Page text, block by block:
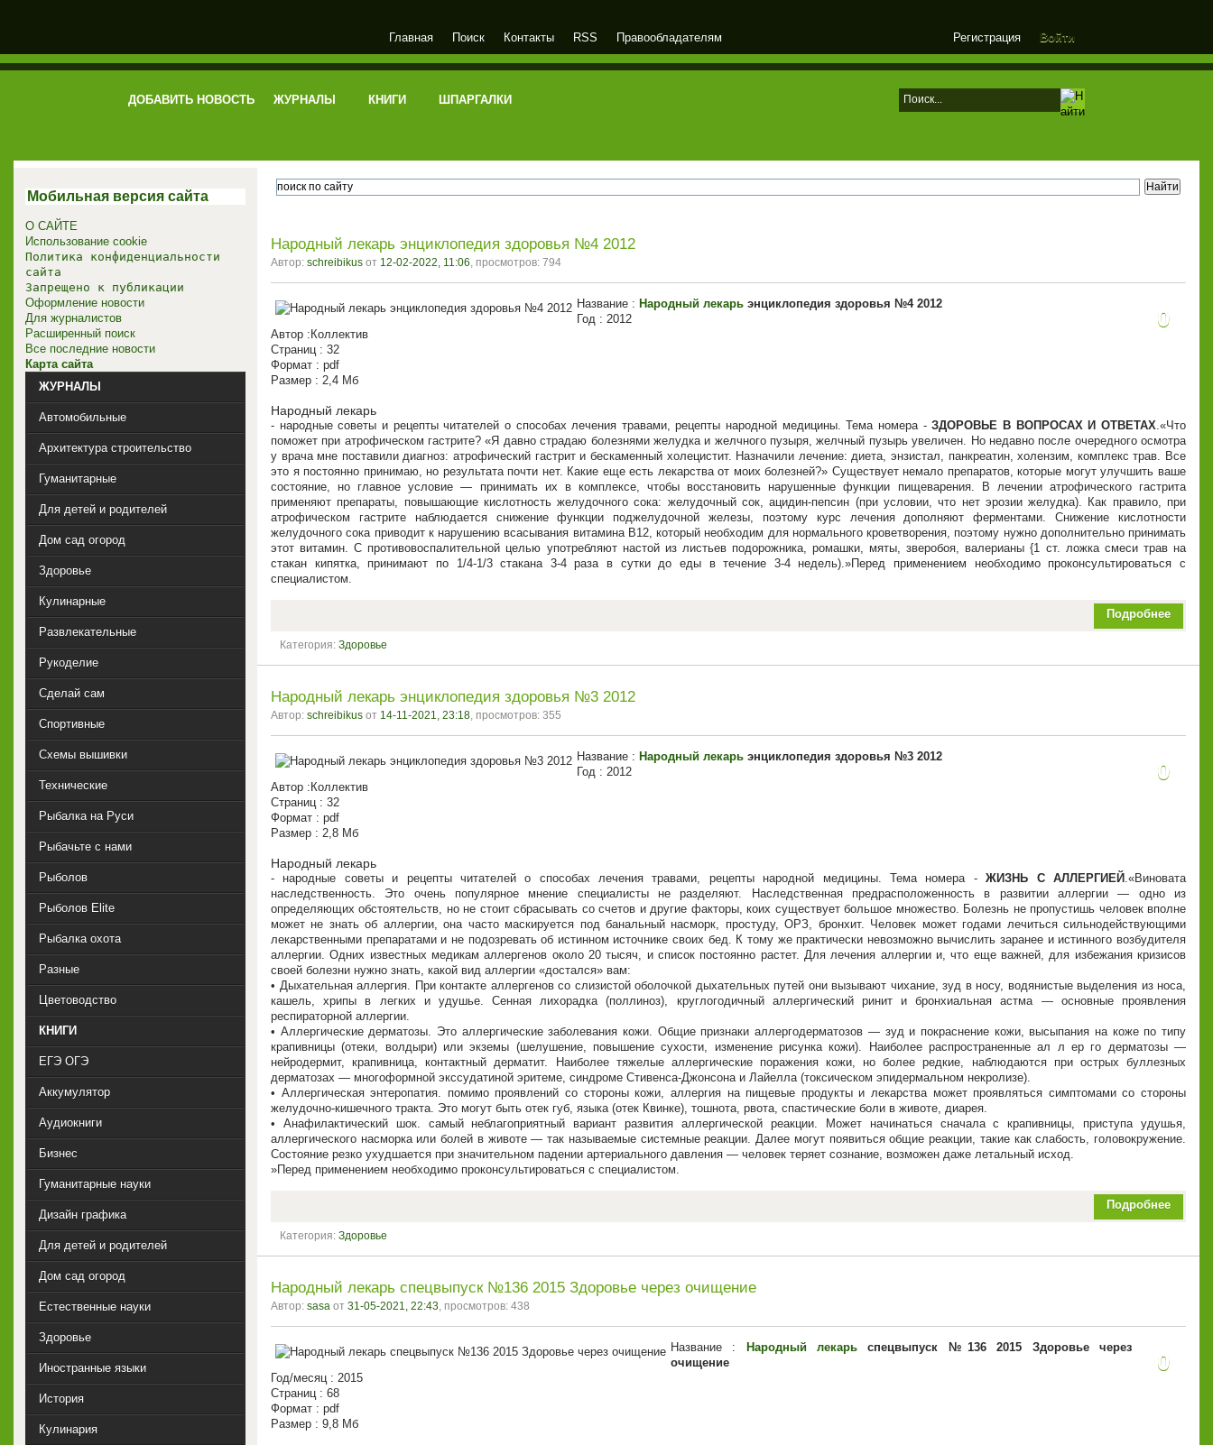
электронная библиотека
Регистрация Войти
Главная Поиск Контакты RSS Правообладателям
ДОБАВИТЬ НОВОСТЬ ЖУРНАЛЫ КНИГИ ШПАРГАЛКИ
Народный лекарь энциклопедия здоровья №4 2012
Автор: schreibikus от 12-02-2022, 11:06, просмотров: 794
0
Название : Народный лекарь энциклопедия здоровья №4 2012
Год : 2012
Автор :Коллектив
Страниц : 32
Формат : pdf
Размер : 2,4 Мб
Народный лекарь
- народные советы и рецепты читателей о способах лечения травами, рецепты народной медицины. Тема номера -ЗДОРОВЬЕ В ВОПРОСАХ И ОТВЕТАХ . Что
поможет при атрофическом гастрите? «Я давно страдаю болезнями желудка и желчного пузыря, желчный пузырь увеличен. Но недавно после очередного осмотра
у врача мне поставили диагноз: атрофический гастрит и бескаменный холецистит. Назначили лечение: диета, энзистал, панкреатин, холензим, комплекс трав. Все
это я постоянно принимаю, но результата почти нет. Какие еще есть лекарства от моих болезней?» Существует немало препаратов, которые могут улучшить ваше
состояние, но главное условие — принимать их в комплексе, чтобы восстановить нарушенные функции пищеварения. В лечении атрофического гастрита
применяют препараты, повышающие кислотность желудочного сока: желудочный сок, ацидин-пепсин (при условии, что нет эрозии желудка). Как правило, при
атрофическом гастрите наблюдается снижение функции поджелудочной железы, поэтому курс лечения дополняют ферментами. Снижение кислотности
желудочного сока приводит к нарушению всасывания витамина В12, который необходим для нормального кроветворения, поэтому нужно дополнительно принимать
этот витамин. С противовоспалительной целью употребляют настой из листьев подорожника, ромашки, мяты, зверобоя, валерианы {1 ст. ложка смеси трав на
стакан кипятка, принимают по 1/4-1/3 стакана 3-4 раза в сутки до еды в течение 3-4 недель). Перед применением необходимо проконсультироваться с
специалистом.
Подробнее
Категория: Здоровье
Народный лекарь энциклопедия здоровья №3 2012
Автор: schreibikus от 14-11-2021, 23:18, просмотров: 355
0
Название : Народный лекарь энциклопедия здоровья №3 2012
Год : 2012
Автор :Коллектив
Страниц : 32
Формат : pdf
Размер : 2,8 Мб
Народный лекарь
- народные советы и рецепты читателей о способах лечения травами, рецепты народной медицины. Тема номера -ЖИЗНЬ С АЛЛЕРГИЕЙ . Виновата
наследственность. Это очень популярное мнение специалисты не разделяют. Наследственная предрасположенность в развитии аллергии — одно из
определяющих обстоятельств, но не стоит сбрасывать со счетов и другие факторы, коих существует большое множество. Болезнь не пропустишь человек вполне
может не знать об аллергии, она часто маскируется под банальный насморк, простуду, ОРЗ, бронхит. Человек может годами лечиться сильнодействующими
лекарственными препаратами и не подозревать об истинном источнике своих бед. К тому же практически невозможно вычислить заранее и истинного возбудителя
аллергии. Одних известных медикам аллергенов около 20 тысяч, и список постоянно растет. Для лечения аллергии и, что еще важней, для избежания кризисов
своей болезни нужно знать, какой вид аллергии «достался» вам:
• Дыхательная аллергия. При контакте аллергенов со слизистой оболочкой дыхательных путей они вызывают чихание, зуд в носу, водянистые выделения из носа,
кашель, хрипы в легких и удушье. Сенная лихорадка (поллиноз), круглогодичный аллергический ринит и бронхиальная астма — основные проявления
респираторной аллергии.
• Аллергические дерматозы. Это аллергические заболевания кожи. Общие признаки аллергодерматозов — зуд и покраснение кожи, высыпания на коже по типу
крапивницы (отеки, волдыри) или экземы (шелушение, повышение сухости, изменение рисунка кожи). Наиболее распространенные ал л ер го дерматозы —
нейродермит, крапивница, контактный дерматит. Наиболее тяжелые аллергические поражения кожи, но более редкие, наблюдаются при острых буллезных
дерматозах — многоформной экссудатиной эритеме, синдроме Стивенса-Джонсона и Лайелла (токсическом эпидермальном некролизе).
• Аллергическая энтеропатия. помимо проявлений со стороны кожи, аллергия на пищевые продукты и лекарства может проявляться симптомами со стороны
желудочно-кишечного тракта. Это могут быть отек губ, языка (отек Квинке), тошнота, рвота, спастические боли в животе, диарея.
• Анафилактический шок. самый неблагоприятный вариант развития аллергической реакции. Может начинаться сначала с крапивницы, приступа удушья,
аллергического насморка или болей в животе — так называемые системные реакции. Далее могут появиться общие реакции, такие как слабость, головокружение.
Состояние резко ухудшается при значительном падении артериального давления — человек теряет сознание, возможен даже летальный исход.
Перед применением необходимо проконсультироваться с специалистом.
Подробнее
Категория: Здоровье
Народный лекарь спецвыпуск №136 2015 Здоровье через очищение
Автор: sasa от 31-05-2021, 22:43 , просмотров: 438
0
Название : Народный лекарь спецвыпуск №136 2015 Здоровье через
очищение
Год/месяц : 2015
Страниц : 68
Формат : pdf
Размер : 9,8 Мб
Мобильная версия сайта
О САЙТЕ
Использование cookie
Политика конфиденциальности
сайта
Запрещено к публикации
Оформление новости
Для журналистов
Расширенный поиск
Все последние новости
Карта сайта
ЖУРНАЛЫ
Автомобильные
Архитектура строительство
Гуманитарные
Для детей и родителей
Дом сад огород
Здоровье
Кулинарные
Развлекательные
Рукоделие
Сделай сам
Спортивные
Схемы вышивки
Технические
Рыбалка на Руси
Рыбачьте с нами
Рыболов
Рыболов Elite
Рыбалка охота
Разные
Цветоводство
КНИГИ
ЕГЭ ОГЭ
Аккумулятор
Аудиокниги
Бизнес
Гуманитарные науки
Дизайн графика
Для детей и родителей
Дом сад огород
Естественные науки
Здоровье
Иностранные языки
История
Кулинария